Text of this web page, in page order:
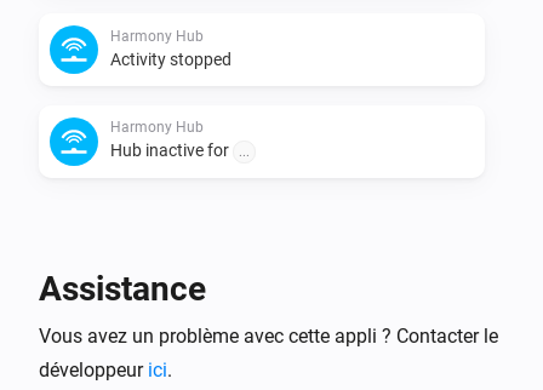
Harmony Hub
Activity stopped
Harmony Hub
Hub inactive for
Harmony device
Est activé
Harmony Hub
Assistance
Vous avez un problème avec cette appli ? Contacter le
développeur ici.